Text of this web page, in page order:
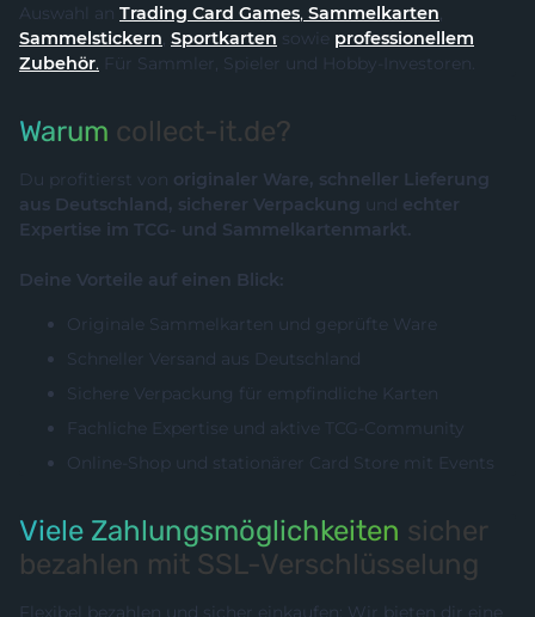
Auswahl an
Trading Card Games, Sammelkarten,
Sammelstickern, Sportkarten sowie professionellem
Zubehör. Für Sammler, Spieler und Hobby-Investoren.
Warum collect-it.de?
Du profitierst von originaler Ware, schneller Lieferung
aus Deutschland, sicherer Verpackung und echter
Expertise im TCG- und Sammelkartenmarkt.
Deine Vorteile auf einen Blick:
Originale Sammelkarten und geprüfte Ware
Schneller Versand aus Deutschland
Sichere Verpackung für empfindliche Karten
Fachliche Expertise und aktive TCG-Community
Online-Shop und stationärer Card Store mit Events
Viele Zahlungsmöglichkeiten sicher
bezahlen mit SSL-Verschlüsselung
Flexibel bezahlen und sicher einkaufen: Wir bieten dir eine